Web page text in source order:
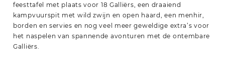
feesttafel met plaats voor 18 Galliërs, een draaiend
kampvuurspit met wild zwijn en open haard, een menhir,
borden en servies en nog veel meer geweldige extra’s voor
het naspelen van spannende avonturen met de ontembare
Galliërs.